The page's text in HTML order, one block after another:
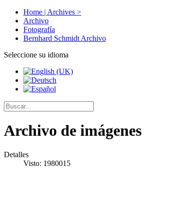
Home | Archives >
Archivo
Fotografía
Bernhard Schmidt Archivo
Seleccione su idioma
Archivo de imágenes
Detalles
Visto: 1980015